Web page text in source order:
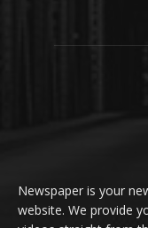
Newspaper is your
website. We provide